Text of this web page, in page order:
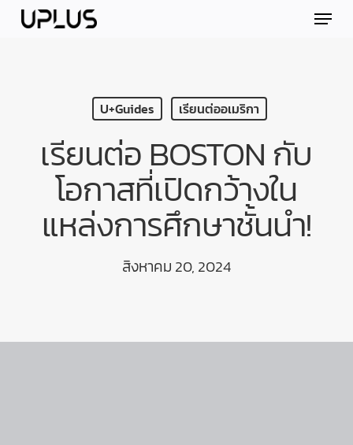
Skip Menu
U+Guides เรียนต่ออเมริกา
เรียนต่อ BOSTON กับ
โอกาสที่เปิดกว้างใน
แหล่งการศึกษาชั้นนำ!
สิงหาคม 20, 2024